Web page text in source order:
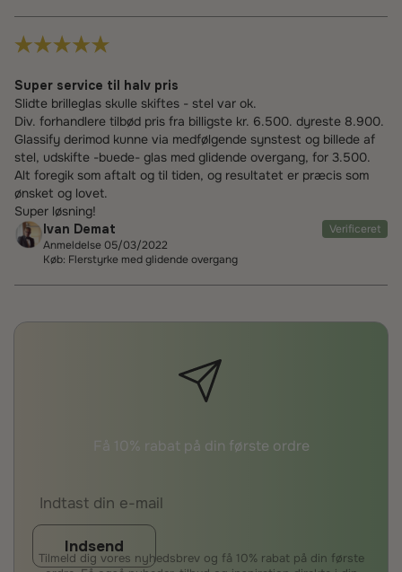
Super service til halv pris
Slidte brilleglas skulle skiftes - stel var ok.
Div. forhandlere tilbød pris fra billigste kr. 6.500. dyreste 8.900.
Glassify derimod kunne via medfølgende synstest og billede af
stel, udskifte -buede- glas med glidende overgang, for 3.500.
Alt foregik som aftalt og til tiden, og resultatet er præcis som
ønsket og lovet.
Super løsning!
Ivan Demat
Verificeret
Anmeldelse 05/03/2022
Køb: Flerstyrke med glidende overgang
Få 10% rabat på din første ordre
Indsend
Tilmeld dig vores nyhedsbrev og få 10% rabat på din første